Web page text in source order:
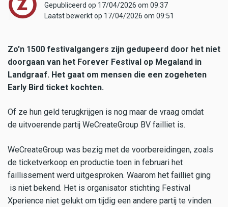
Gepubliceerd op 17/04/2026 om 09:37
Laatst bewerkt op 17/04/2026 om 09:51
Zo'n 1500 festivalgangers zijn gedupeerd door het niet
doorgaan van het Forever Festival op Megaland in
Landgraaf. Het gaat om mensen die een zogeheten
Early Bird ticket kochten.
Of ze hun geld terugkrijgen is nog maar de vraag omdat
de uitvoerende partij WeCreateGroup BV failliet is.
WeCreateGroup was bezig met de voorbereidingen, zoals
de ticketverkoop en productie toen in februari het
faillissement werd uitgesproken. Waarom het failliet ging
is niet bekend. Het is organisator stichting Festival
Xperience niet gelukt om tijdig een andere partij te vinden.